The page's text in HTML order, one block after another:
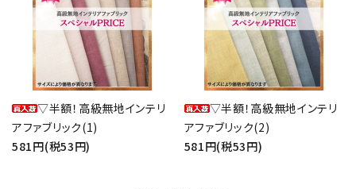
▽半額！高級無地インテリ
アファブリック(1)
581円(税53円)
▽半額！高級無地インテリ
アファブリック(2)
581円(税53円)